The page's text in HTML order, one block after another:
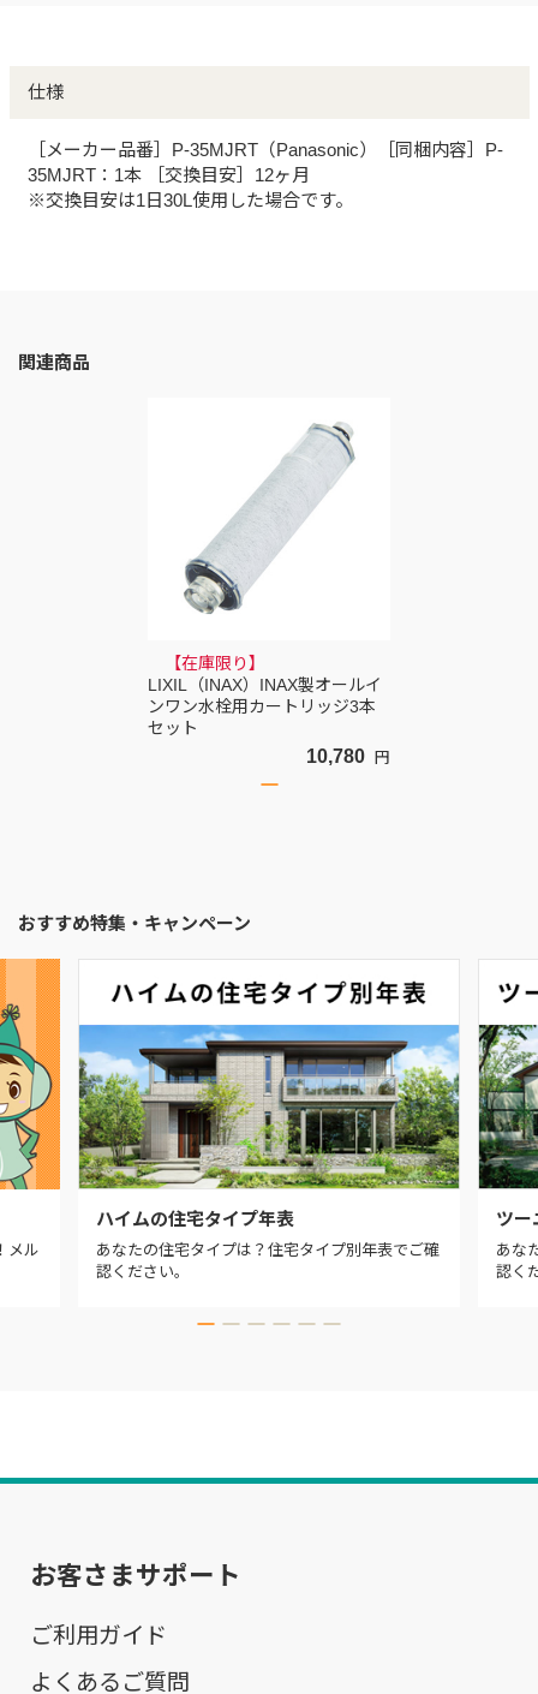
仕様
［メーカー品番］P-35MJRT（Panasonic）［同梱内容］P-
35MJRT：1本 ［交換目安］12ヶ月
※交換目安は1日30L使用した場合です。
関連商品
【在庫限り】
LIXIL（INAX）INAX製オールイ
ンワン水栓用カートリッジ3本
セット
10,780 円
おすすめ特集・キャンペーン
メル
ハイムの住宅タイプ年表
あなたの住宅タイプは？住宅タイプ別年表でご確
認ください。
ツー
あな
認く
お客さまサポート
ご利用ガイド
よくあるご質問